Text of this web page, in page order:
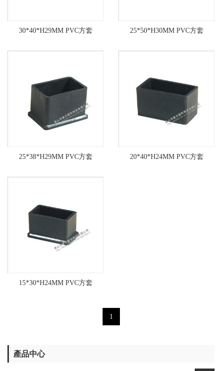
30*40*H29MM PVC方套 25*50*H30MM PVC方套
25*38*H29MM PVC方套 20*40*H24MM PVC方套
15*30*H24MM PVC方套
1
產品中心